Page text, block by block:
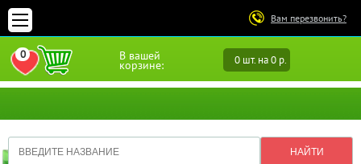
Вам перезвонить?
В вашей
корзине: 0 шт. на 0 р.
0
ПЕРЕЙТИ В ИЗБРАННОЕ